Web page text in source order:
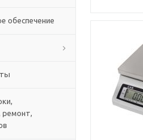
обеспечение
ремонт,